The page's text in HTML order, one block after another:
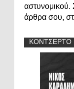
αστυνομικού.
άρθρα σου,
ΚΟΝΤΣΕΡΤΟ